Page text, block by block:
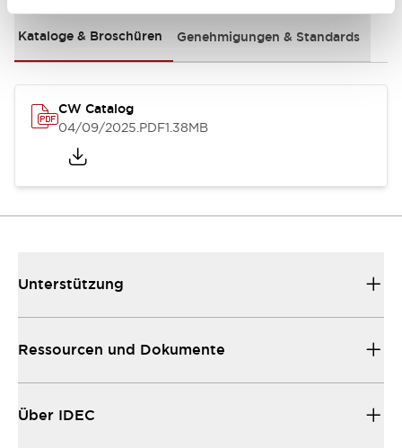
Kataloge & Broschüren Genehmigungen & Standards
CW Catalog
04/09/2025.PDF1.38MB
Unterstützung
Ressourcen und Dokumente
Über IDEC